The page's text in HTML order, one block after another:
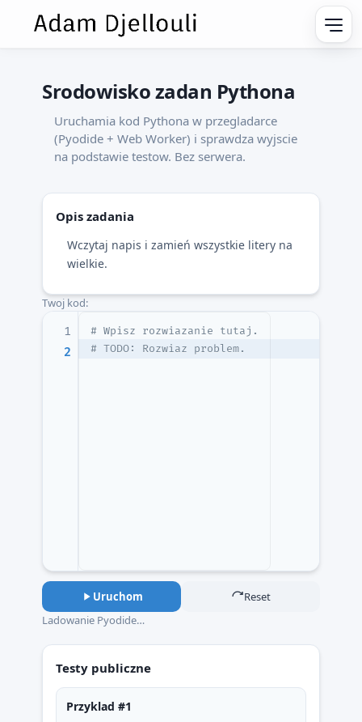
Srodowisko zadan Pythona
Uruchamia kod Pythona w przegladarce
(Pyodide + Web Worker) i sprawdza wyjscie
na podstawie testow. Bez serwera.
Opis zadania
Wczytaj napis i zamień wszystkie litery na
wielkie.
Twoj kod:
1
2
# Wpisz rozwiazanie tutaj.
# TODO: Rozwiaz problem.
Uruchom
Reset
Ladowanie Pyodide…
Testy publiczne
Przyklad #1